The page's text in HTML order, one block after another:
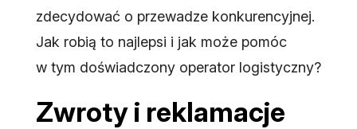
zdecydować o przewadze konkurencyjnej.
Jak robią to najlepsi i jak może pomóc
w tym doświadczony operator logistyczny?
Zwroty i reklamacje